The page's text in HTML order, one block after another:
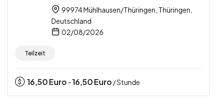
99974 Mühlhausen/Thüringen, Thüringen,
Deutschland
02/08/2026
Teilzeit
16,50Euro -16,50Euro / Stunde